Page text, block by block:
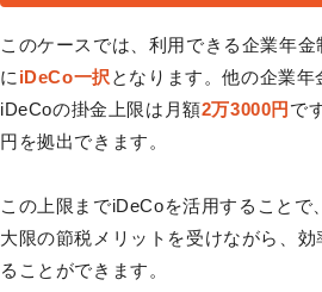
このケースでは、利用できる企業年
に iDeCo一択 となります。他の企業年
iDeCoの掛金上限は月額2万3000円 で
円を拠出できます。
この上限までiDeCoを活用することで
大限の節税メリットを受けながら、
ることができます。